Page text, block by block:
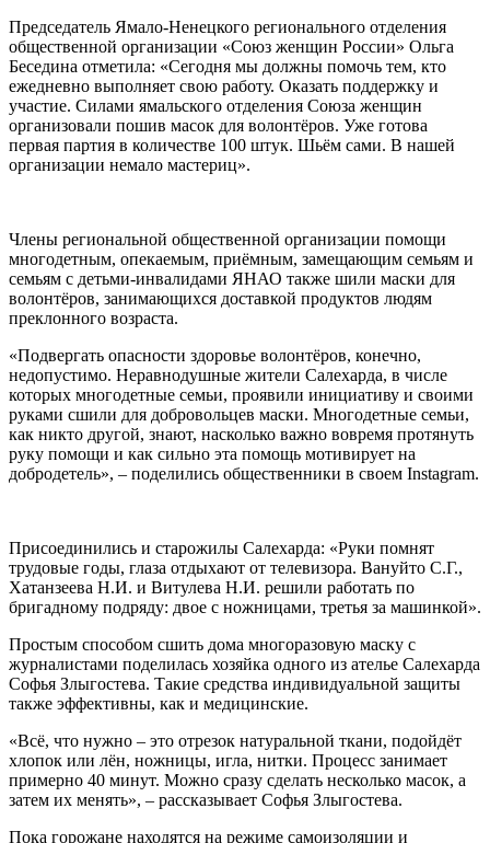
Председатель Ямало-Ненецкого регионального отделения
общественной организации «Союз женщин России» Ольга
Беседина отметила: «Сегодня мы должны помочь тем, кто
ежедневно выполняет свою работу. Оказать поддержку и
участие. Силами ямальского отделения Союза женщин
организовали пошив масок для волонтёров. Уже готова
первая партия в количестве 100 штук. Шьём сами. В нашей
организации немало мастериц».
Члены региональной общественной организации помощи
многодетным, опекаемым, приёмным, замещающим семьям и
семьям с детьми-инвалидами ЯНАО также шили маски для
волонтёров, занимающихся доставкой продуктов людям
преклонного возраста.
«Подвергать опасности здоровье волонтёров, конечно,
недопустимо. Неравнодушные жители Салехарда, в числе
которых многодетные семьи, проявили инициативу и своими
руками сшили для добровольцев маски. Многодетные семьи,
как никто другой, знают, насколько важно вовремя протянуть
руку помощи и как сильно эта помощь мотивирует на
добродетель», – поделились общественники в своем Instagram.
Присоединились и старожилы Салехарда: «Руки помнят
трудовые годы, глаза отдыхают от телевизора. Вануйто С.Г.,
Хатанзеева Н.И. и Витулева Н.И. решили работать по
бригадному подряду: двое с ножницами, третья за машинкой».
Простым способом сшить дома многоразовую маску с
журналистами поделилась хозяйка одного из ателье Салехарда
Софья Злыгостева. Такие средства индивидуальной защиты
также эффективны, как и медицинские.
«Всё, что нужно – это отрезок натуральной ткани, подойдёт
хлопок или лён, ножницы, игла, нитки. Процесс занимает
примерно 40 минут. Можно сразу сделать несколько масок, а
затем их менять», – рассказывает Софья Злыгостева.
Пока горожане находятся на режиме самоизоляции и